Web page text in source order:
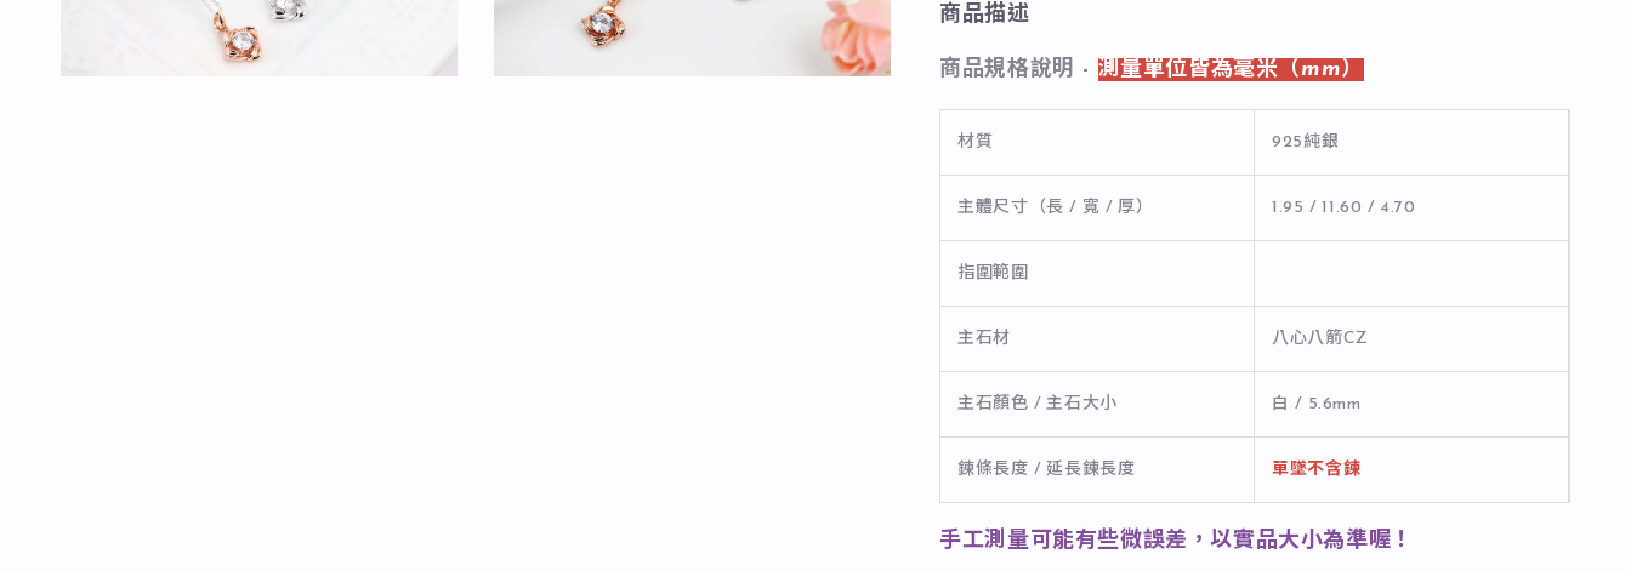
商品描述
商品規格說明 - 測量單位皆為毫米（mm）
材質 925純銀
主體尺寸（長 / 寬 / 厚） 1.95 / 11.60 / 4.70
指圍範圍
主石材 八心八箭CZ
主石顏色 / 主石大小 白 / 5.6mm
鍊條長度 / 延長鍊長度 單墜不含鍊
手工測量可能有些微誤差，以實品大小為準喔！